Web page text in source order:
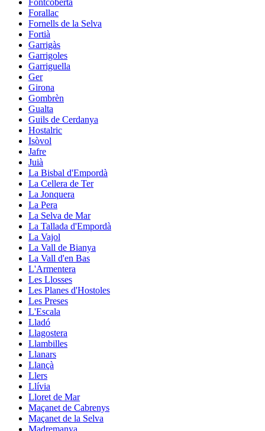
Forallac
Fornells de la Selva
Fortià
Garrigàs
Garrigoles
Garriguella
Ger
Girona
Gombrèn
Gualta
Guils de Cerdanya
Hostalric
Isòvol
Jafre
Juià
La Bisbal d'Empordà
La Cellera de Ter
La Jonquera
La Pera
La Selva de Mar
La Tallada d'Empordà
La Vajol
La Vall de Bianya
La Vall d'en Bas
L'Armentera
Les Llosses
Les Planes d'Hostoles
Les Preses
L'Escala
Lladó
Llagostera
Llambilles
Llanars
Llançà
Llers
Llívia
Lloret de Mar
Maçanet de Cabrenys
Maçanet de la Selva
Madremanya